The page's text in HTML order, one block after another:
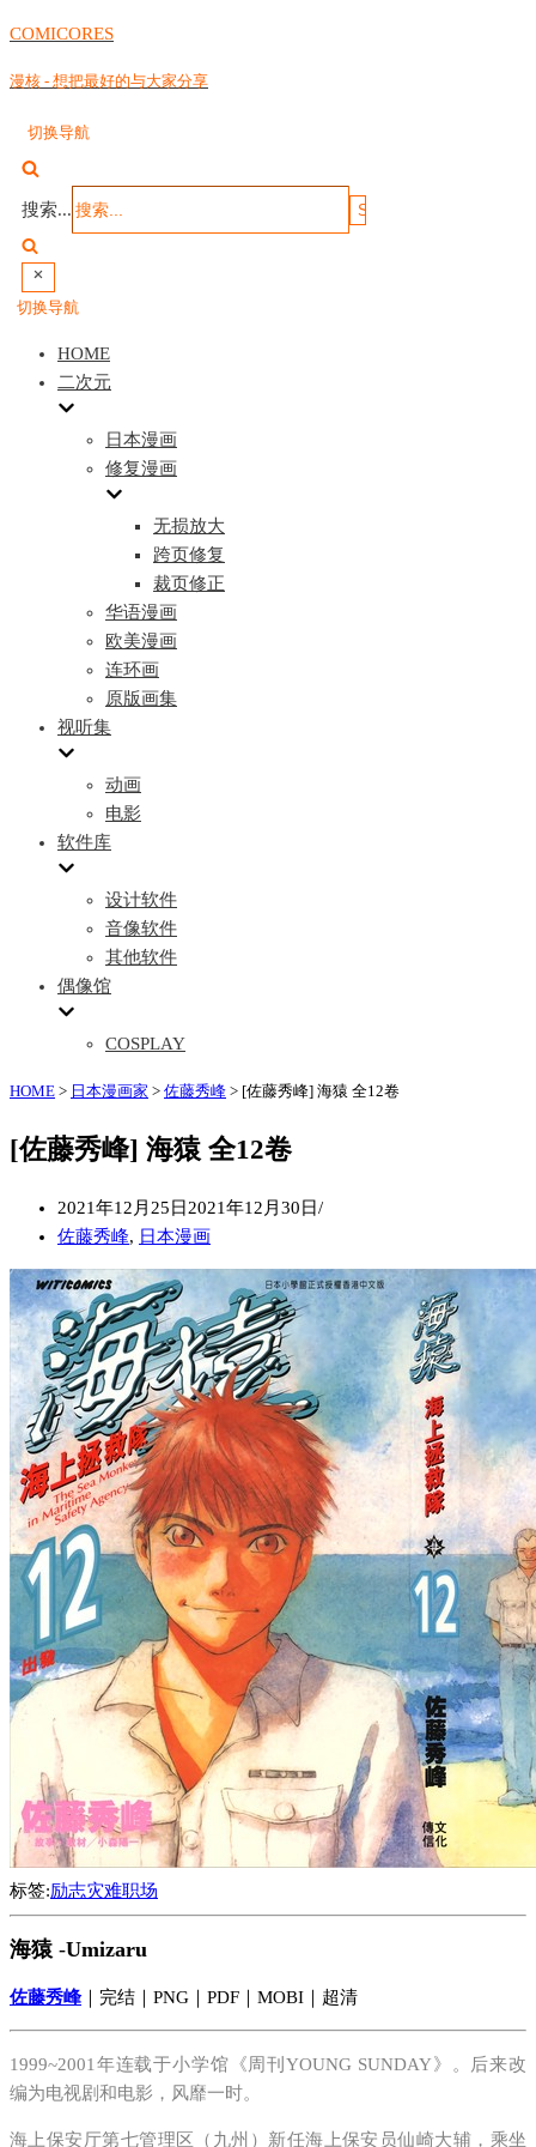
COMICORES
漫核 - 想把最好的与大家分享
切换导航
搜索...
切换导航
HOME
二次元
日本漫画
修复漫画
无损放大
跨页修复
裁页修正
华语漫画
欧美漫画
连环画
原版画集
视听集
动画
电影
软件库
设计软件
音像软件
其他软件
偶像馆
COSPLAY
HOME > 日本漫画家 > 佐藤秀峰 > [佐藤秀峰] 海猿 全12卷
[佐藤秀峰] 海猿 全12卷
2021年12月25日2021年12月30日
佐藤秀峰, 日本漫画
标签:励志灾难职场
海猿 -Umizaru
佐藤秀峰｜完结｜PNG｜PDF｜MOBI｜超清
1999~2001年连载于小学馆《周刊YOUNG SUNDAY》。后来改
编为电视剧和电影，风靡一时。
海上保安厅第七管理区（九州）新任海上保安员仙崎大辅，乘坐